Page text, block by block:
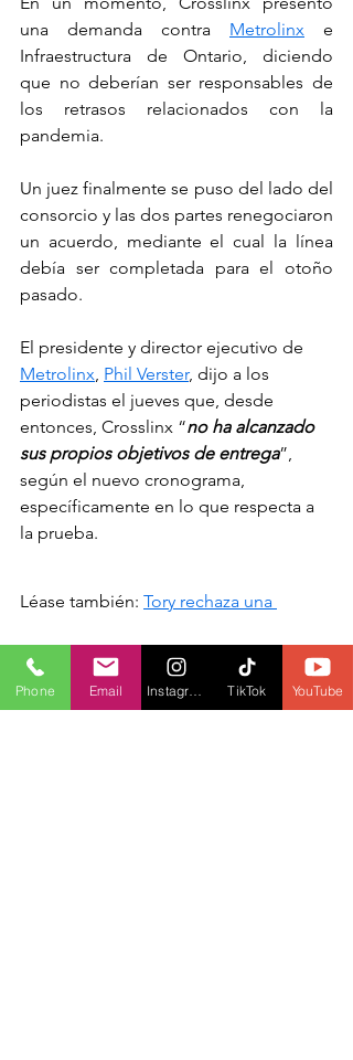
una demanda contra Metrolinx e
Infraestructura de Ontario, diciendo
que no deberían ser responsables de
los retrasos relacionados con la
pandemia.
Un juez finalmente se puso del lado del
consorcio y las dos partes renegociaron
un acuerdo, mediante el cual la línea
debía ser completada para el otoño
pasado.
El presidente y director ejecutivo de
Metrolinx, Phil Verster, dijo a los
periodistas el jueves que, desde
entonces, Crosslinx “no ha alcanzado
sus propios objetivos de entrega”,
según el nuevo cronograma,
específicamente en lo que respecta a
la prueba.
Léase también: Tory rechaza una
investigación sobre la construcción de
Eglinton-Crosstown.
Phone Email TikTok YouTube